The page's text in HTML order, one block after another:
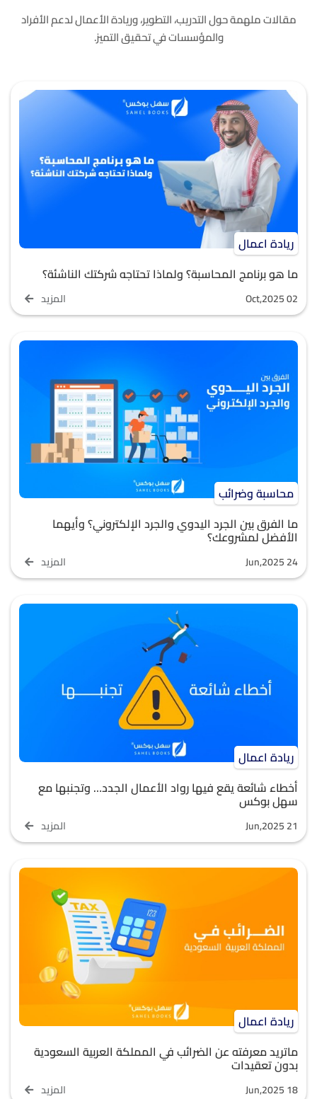
مقالات ملهمة حول التدريب، التطوير، وريادة الأعمال لدعم الأفراد
والمؤسسات في تحقيق التميز.
ريادة اعمال
ما هو برنامج المحاسبة؟ ولماذا تحتاجه شركتك الناشئة؟
Oct,2025 02 المزيد
محاسبة وضرائب
ما الفرق بين الجرد اليدوي والجرد الإلكتروني؟ وأيهما
الأفضل لمشروعك؟
Jun,2025 24 المزيد
ريادة اعمال
أخطاء شائعة يقع فيها رواد الأعمال الجدد… وتجنبها مع
سهل بوكس
Jun,2025 21 المزيد
ريادة اعمال
ماتريد معرفته عن الضرائب في المملكة العربية السعودية
بدون تعقيدات
Jun,2025 18 المزيد